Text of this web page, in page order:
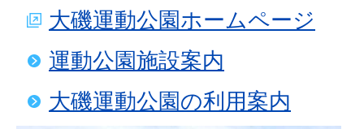
大磯運動公園ホームページ
運動公園施設案内
大磯運動公園の利用案内